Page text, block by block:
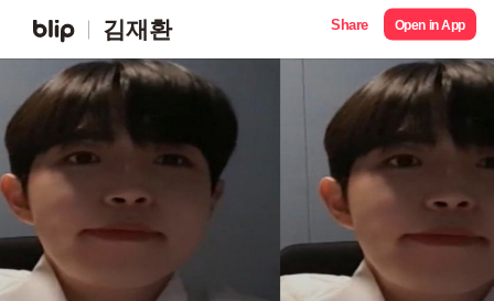
김재환 Share Open in App